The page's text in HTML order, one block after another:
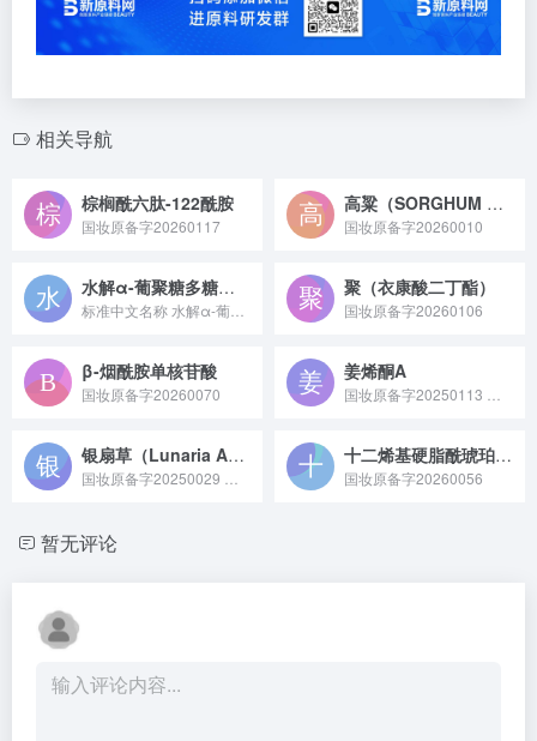
相关导航
棕榈酰六肽-122酰胺
国妆原备字20260117
高粱（SORGHUM BICOLOR）籽提取物
国妆原备字20260010
水解α-葡聚糖多糖（已注销） 聚（衣康酸二丁酯）
国妆原备字20260106
β-烟酰胺单核苷酸
国妆原备字20260070
姜烯酮A
银扇草（Lunaria Annua）籽油 十二烯基硬脂酰琥珀酰胺
国妆原备字20260056
暂无评论